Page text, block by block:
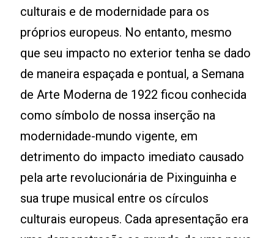
culturais e de modernidade para os
próprios europeus. No entanto, mesmo
que seu impacto no exterior tenha se dado
de maneira espaçada e pontual, a Semana
de Arte Moderna de 1922 ficou conhecida
como símbolo de nossa inserção na
modernidade-mundo vigente, em
detrimento do impacto imediato causado
pela arte revolucionária de Pixinguinha e
sua trupe musical entre os círculos
culturais europeus. Cada apresentação era